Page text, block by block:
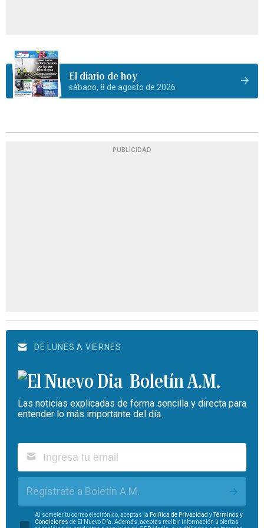
El diario de hoy
sábado, 8 de agosto de 2026
PUBLICIDAD
DE LUNES A VIERNES
Boletín A.M.
Las noticias explicadas de forma sencilla y directa para
entender lo más importante del día.
Regístrate a Boletín A.M.
Al someter tu correo electrónico, aceptas la Política de Privacidad yTérminos y
Condiciones de El Nuevo Día. Además, aceptas recibir información u ofertas